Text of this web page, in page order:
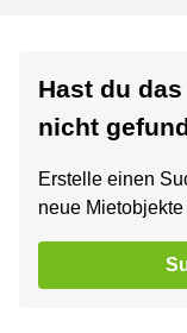
Hast du
nicht
Erstelle einen
neue